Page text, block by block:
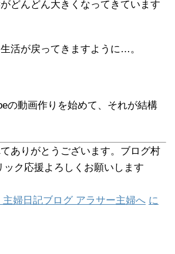
どんどん大きくなってきています
活が戻ってきますように…。
の動画作りを始めて、それが結構
ありがとうございます。ブログ村
ック応援よろしくお願いします
に